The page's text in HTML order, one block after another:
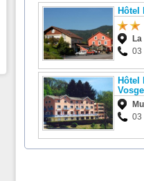
Hôtel
03
Hôtel
03